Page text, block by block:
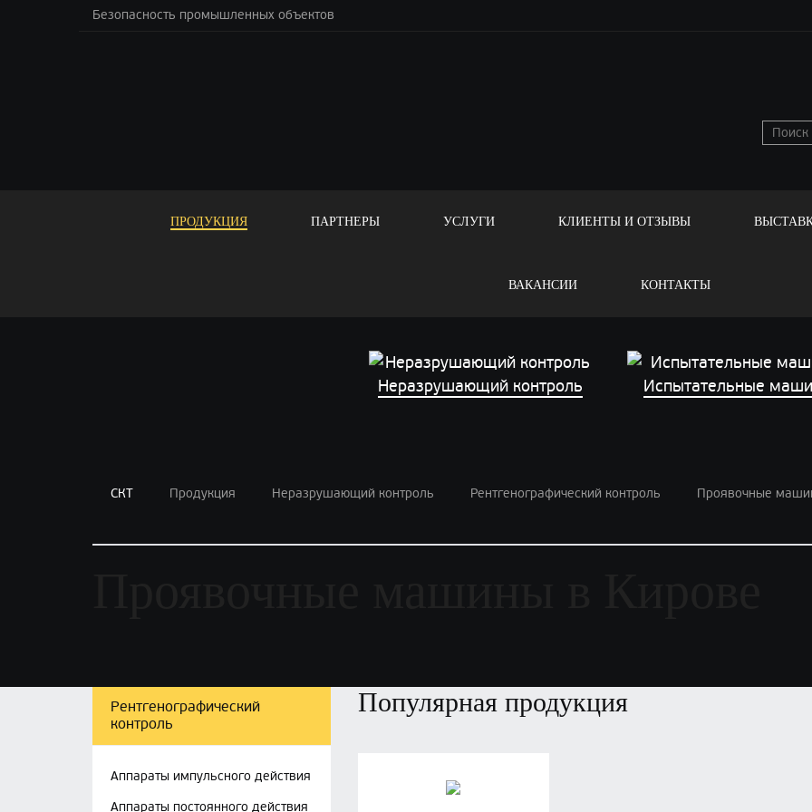
Безопасность промышленных объектов
ПРОДУКЦИЯ ПАРТНЕРЫ УСЛУГИ КЛИЕНТЫ И ОТЗЫВЫ
ВАКАНСИИ КОНТАКТЫ
Неразрушающий контроль Испытательные
СКТ Продукция Неразрушающий контроль Рентгенографический контроль Проявочные
Рентгенографический
контроль
Аппараты импульсного действия
Аппараты постоянного действия
Популярная продукция